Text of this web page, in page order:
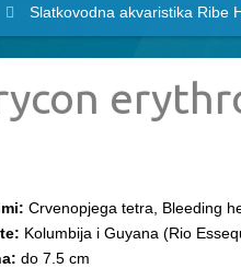
Slatkovodna akvaristika Ribe
Crvenopjega tetra, Bleeding
Kolumbija i Guyana (Rio
do 7.5 cm